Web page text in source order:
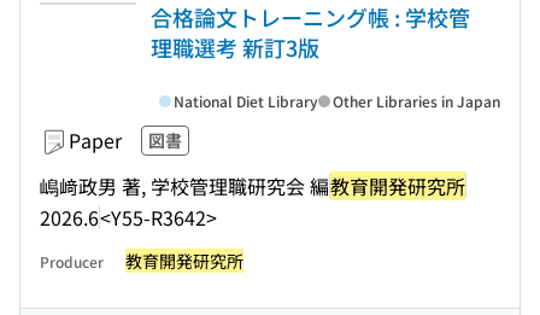
合格論文トレーニング帳 : 学校管
理職選考 新訂3版
Paper 図書
嶋﨑政男 著, 学校管理職研究会 編教育開発研究所
2026.6<Y55-R3642>
National Diet Library Other Libraries in Japan
Producer 教育開発研究所